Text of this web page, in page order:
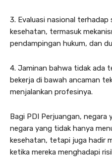
3. Evaluasi nasional
kesehatan, termasuk
pendampingan hukum, dan
4. Jaminan bahwa tidak ada
bekerja di bawah ancaman
menjalankan profesinya.
Bagi PDI Perjuangan, negara
negara yang tidak hanya
kesehatan, tetapi juga hadir
ketika mereka menghadapi